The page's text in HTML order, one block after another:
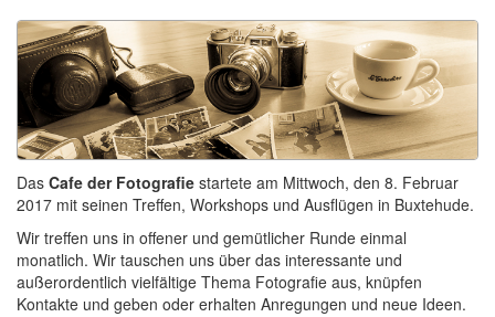
Das Cafe der Fotografie startete am Mittwoch, den 8. Februar
2017 mit seinen Treffen, Workshops und Ausflügen in Buxtehude.
Wir treffen uns in offener und gemütlicher Runde einmal
monatlich. Wir tauschen uns über das interessante und
außerordentlich vielfältige Thema Fotografie aus, knüpfen
Kontakte und geben oder erhalten Anregungen und neue Ideen.